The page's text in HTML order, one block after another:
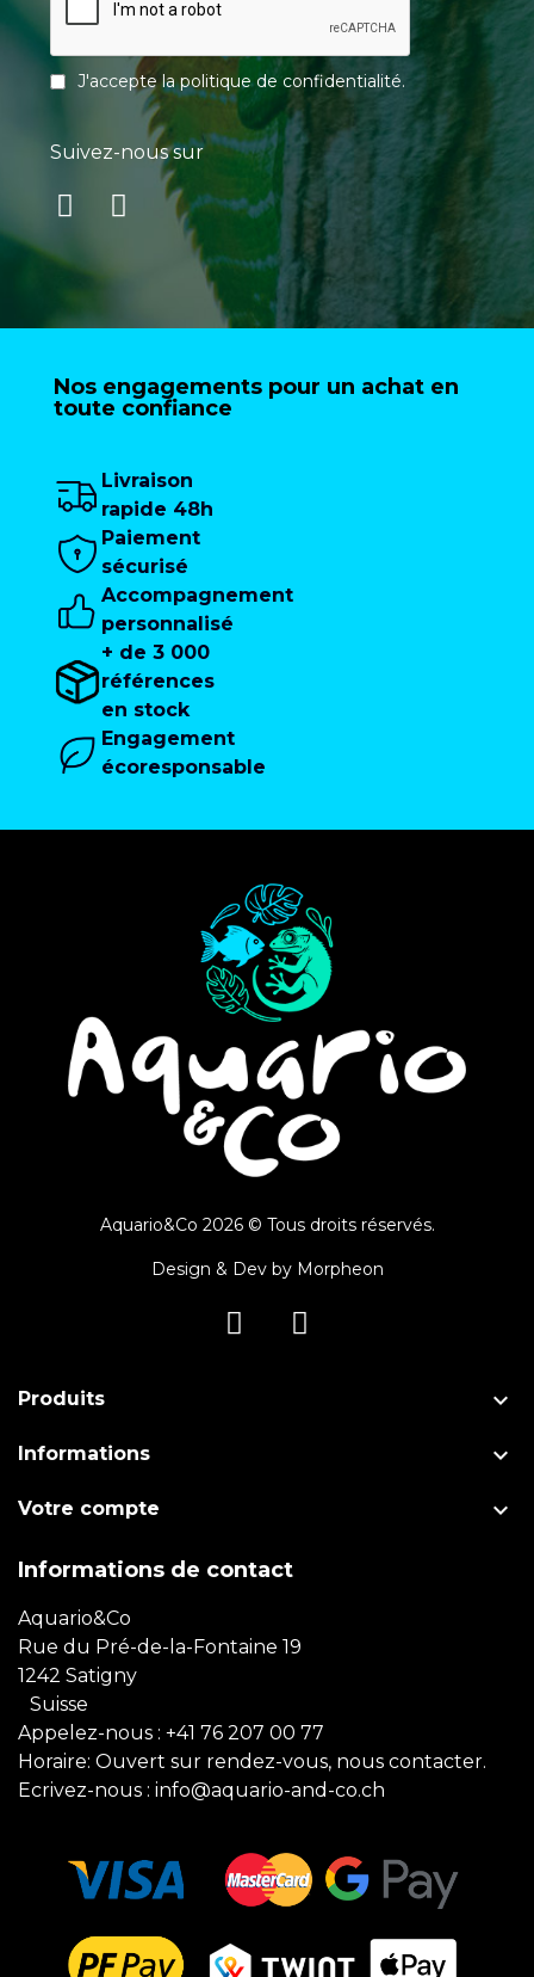
J'accepte lapolitique de confidentialité.
Suivez-nous sur
Nos engagements pour un achat en
toute confiance
Livraison
rapide 48h
Paiement
sécurisé
Accompagnement
personnalisé
+ de 3 000
références
en stock
Engagement
écoresponsable
Aquario&Co 2026 © Tous droits réservés.
Design & Dev by Morpheon
Produits 
Informations 
Votre compte 
Informations de contact
Aquario&Co
Rue du Pré-de-la-Fontaine 19
1242 Satigny
Suisse
Appelez-nous : +41 76 207 00 77
Horaire: Ouvert sur rendez-vous, nous contacter.
Ecrivez-nous : info@aquario-and-co.ch